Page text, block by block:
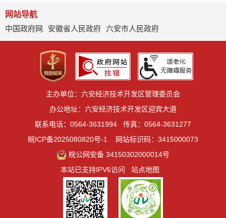
网站导航
中国政府网
安徽省人民政府 六安市人民政府
主办单位：六安经济技术开发区管理委员会
办公地址：六安经济技术开发区迎宾大道
联系电话：0564-3631994
传真：0564-3631277
皖ICP备2025080820号-1
网站标识码：3415000073
皖公网安备 34150302000014号
本站已支持IPV6访问
站点地图